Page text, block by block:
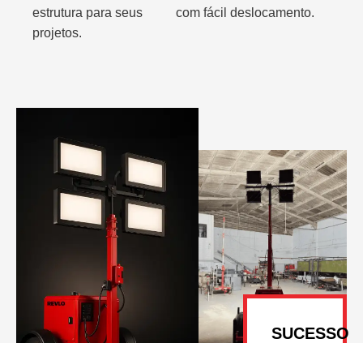
SUCESSO
estrutura para seus
projetos.
com fácil deslocamento.